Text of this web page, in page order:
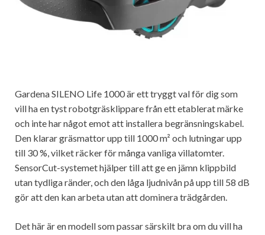
Gardena SILENO Life 1000 är ett tryggt val för dig som
vill ha en tyst robotgräsklippare från ett etablerat märke
och inte har något emot att installera begränsningskabel.
Den klarar gräsmattor upp till 1000 m² och lutningar upp
till 30 %, vilket räcker för många vanliga villatomter.
SensorCut-systemet hjälper till att ge en jämn klippbild
utan tydliga ränder, och den låga ljudnivån på upp till 58 dB
gör att den kan arbeta utan att dominera trädgården.
Det här är en modell som passar särskilt bra om du vill ha